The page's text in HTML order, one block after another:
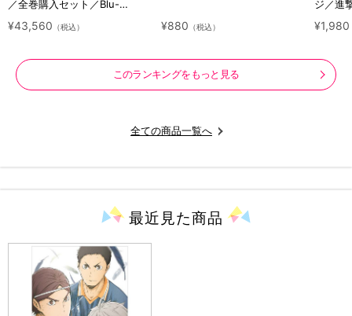
／全巻購入セット／Blu-
ray（アニまるっ！オリジナル
¥43,560 （税込） ¥880 （税込）
ジ／進
ラクタ
¥1,980
このランキングをもっと見る
全ての商品一覧へ
最近見た商品